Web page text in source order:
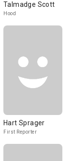
Talmadge Scott
Hood
Hart Sprager
First Reporter